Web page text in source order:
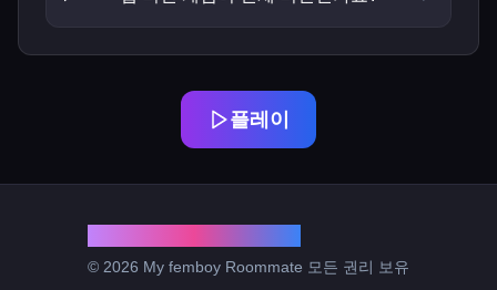
플레이
© 2026 My femboy Roommate 모든 권리 보유